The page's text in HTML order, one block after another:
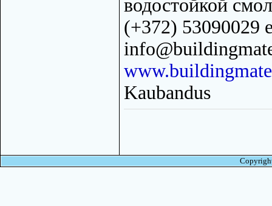
водостойкой
(+372) 53090029
Kaubandus